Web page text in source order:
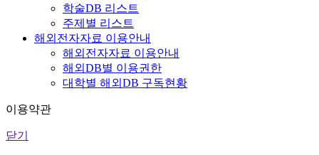
학술DB 리스트
주제별 리스트
해외전자자료 이용안내
해외전자자료 이용안내
해외DB별 이용권한
대학별 해외DB 구독현황
이용약관
닫기